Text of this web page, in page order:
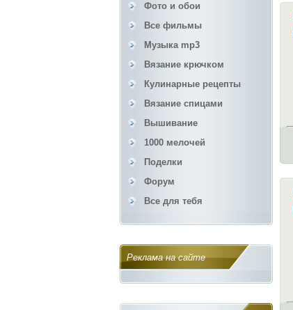
Фото и обои
Все фильмы
Музыка mp3
Вязание крючком
Кулинарные рецепты
Вязание спицами
Вышивание
1000 мелочей
Поделки
Форум
Все для тебя
Реклама на сайте